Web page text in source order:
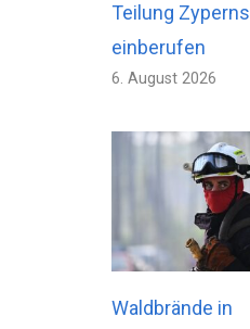
Teilung Zyperns
einberufen
6. August 2026
Waldbrände in